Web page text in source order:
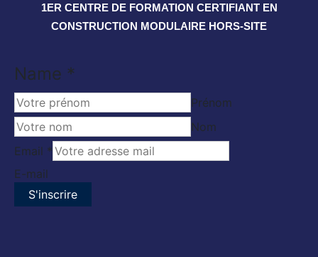
1ER CENTRE DE FORMATION CERTIFIANT EN
CONSTRUCTION MODULAIRE HORS-SITE
Name *
Prénom
Nom
Email
Name
Email *
E-mail
S'inscrire